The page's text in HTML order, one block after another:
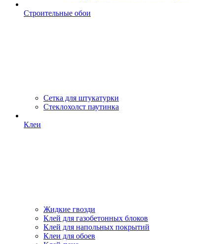
Строительные обои
Сетка для штукатурки
Стеклохолст паутинка
Клеи
Жидкие гвозди
Клей для газобетонных блоков
Клей для напольных покрытий
Клеи для обоев